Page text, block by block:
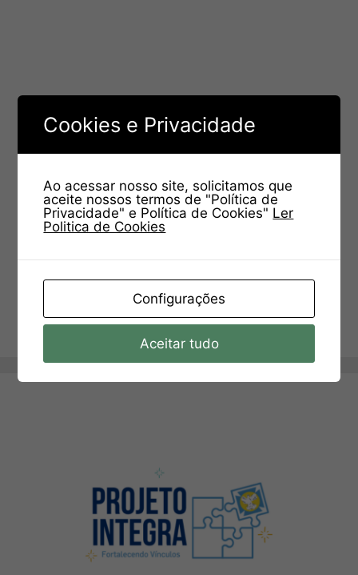
Cookies e Privacidade
Ao acessar nosso site, solicitamos que
aceite nossos termos de "Política de
Privacidade" e Política de Cookies" Ler
Politica de Cookies
Configurações
Aceitar tudo